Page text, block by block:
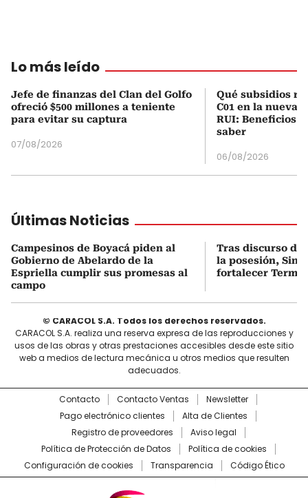
Lo más leído
Jefe de finanzas del Clan del Golfo
ofreció $500 millones a teniente
para evitar su captura
07/08/2026
Qué subsidios
C01 en la nueva
RUI: Beneficios
saber
06/08/2026
Últimas Noticias
Campesinos de Boyacá piden al
Gobierno de Abelardo de la
Espriella cumplir sus promesas al
campo
Tras discurso
la posesión,
fortalecer
© CARACOL S.A. Todos los derechos reservados.
CARACOL S.A. realiza una reserva expresa de las reproducciones y
usos de las obras y otras prestaciones accesibles desde este sitio
web a medios de lectura mecánica u otros medios que resulten
adecuados.
Contacto Contacto Ventas
Newsletter
Pago electrónico clientes
Alta de Clientes
Registro de proveedores
Aviso legal
Política de Protección de Datos
Política de cookies
Configuración de cookies
Transparencia Código Ético